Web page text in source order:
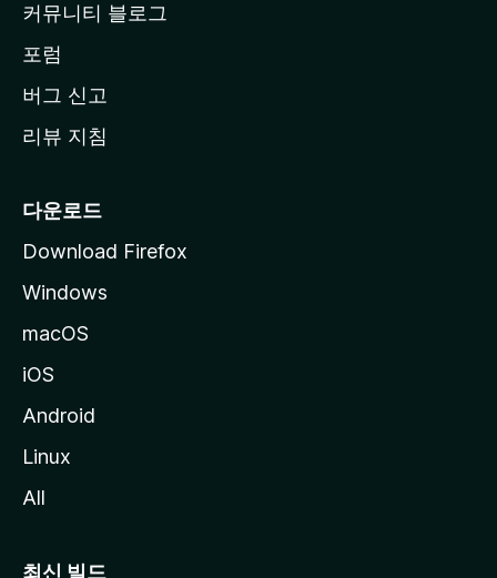
이
동
커뮤니티 블로그
포럼
버그 신고
리뷰 지침
다운로드
Download Firefox
Windows
macOS
iOS
Android
Linux
All
최신 빌드